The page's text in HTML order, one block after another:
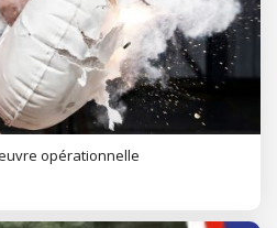
opérationnelle